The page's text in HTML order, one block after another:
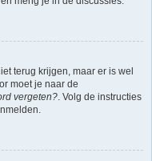
terug krijgen, maar er is wel
moet je naar de
vergeten?. Volg de instructies